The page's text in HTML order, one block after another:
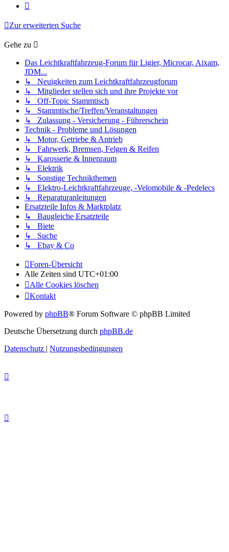
Zur erweiterten Suche
Gehe zu
Das Leichtkraftfahrzeug-Forum für Ligier, Microcar, Aixam,
JDM...
↳ Neuigkeiten zum Leichtkraftfahrzeugforum
↳ Mitglieder stellen sich und ihre Projekte vor
↳ Off-Topic Stammtisch
↳ Stammtische/Treffen/Veranstaltungen
↳ Zulassung - Versicherung - Führerschein
Technik - Probleme und Lösungen
↳ Motor, Getriebe & Antrieb
↳ Fahrwerk, Bremsen, Felgen & Reifen
↳ Karosserie & Innenraum
↳ Elektrik
↳ Sonstige Technikthemen
↳ Elektro-Leichtkraftfahrzeuge, -Velomobile & -Pedelecs
↳ Reparaturanleitungen
Ersatzteile Infos & Marktplatz
↳ Baugleiche Ersatzteile
↳ Biete
↳ Suche
↳ Ebay & Co
Foren-Übersicht
Alle Zeiten sind UTC+01:00
Alle Cookies löschen
Kontakt
Powered by phpBB® Forum Software © phpBB Limited
Deutsche Übersetzung durch phpBB.de
Datenschutz | Nutzungsbedingungen